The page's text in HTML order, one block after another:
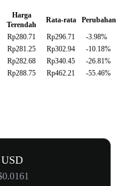
Harga
Terendah
Rata-rata
Perubahan
Rp280.71 Rp296.71
-3.98%
Rp281.25 Rp302.94
-10.18%
Rp282.68 Rp340.45
-26.81%
Rp288.75 Rp462.21 -55.46%